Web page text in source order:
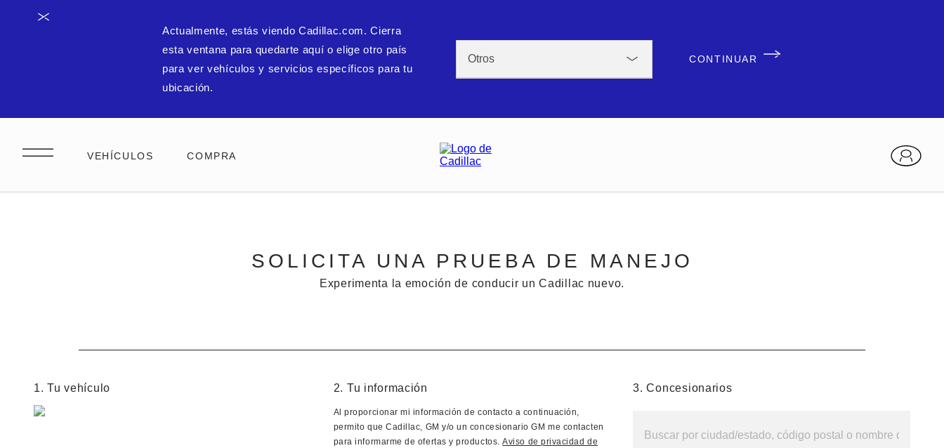
Actualmente, estás viendo Cadillac.com. Cierra
esta ventana para quedarte aquí o elige otro país
para ver vehículos y servicios específicos para tu
ubicación.
CONTINUAR
SOLICITA UNA PRUEBA DE MANEJO
Experimenta la emoción de conducir un Cadillac nuevo.